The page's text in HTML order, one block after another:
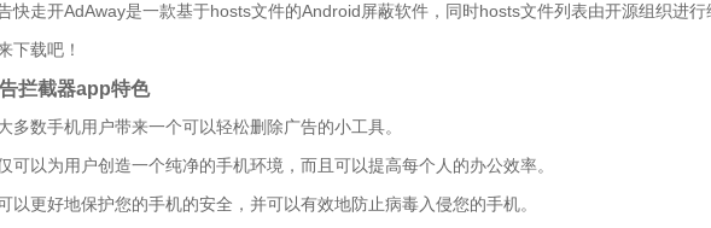
快走开AdAway是一款基于hosts文件的Android屏蔽软件，同时hosts文件列表由开源组织进
下载吧！
拦截器app特色
多数手机用户带来一个可以轻松删除广告的小工具。
可以为用户创造一个纯净的手机环境，而且可以提高每个人的办公效率。
以更好地保护您的手机的安全，并可以有效地防止病毒入侵您的手机。